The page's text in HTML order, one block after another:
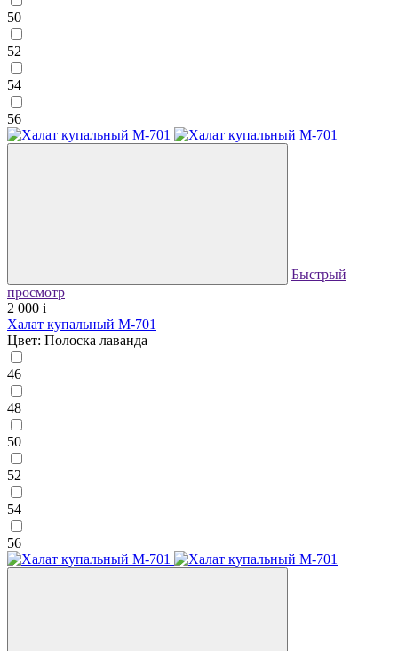
50
52
54
56
Быстрый
просмотр
2 000 i
Халат купальный М-701
Цвет: Полоска лаванда
46
48
50
52
54
56